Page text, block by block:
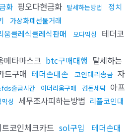
화 핑오다현금화 탈세하는방법
정치
가상화폐선물거래
움클레식클레식판매 오다믹싱
테더코
메타마스크 btc구매대행 탈세하는
드구매 테더손대손 코인대리송금 자
fds출금시간 이더리움구매 검돈세탁 아프
싱 세무조사피하는방법 리플코인대
트코인체크카드 sol구입
테더손대